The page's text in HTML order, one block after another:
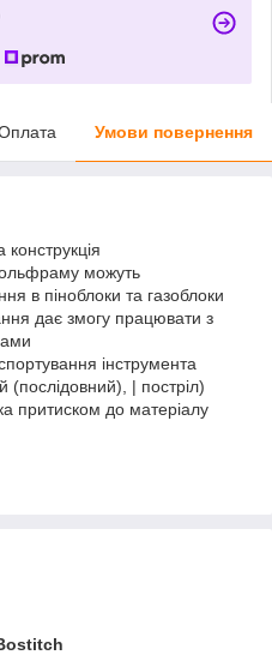
Умови повернення
можуть
в піноблоки та газоблоки
дає змогу працювати з
інструмента
| постріл)
притиском до матеріалу